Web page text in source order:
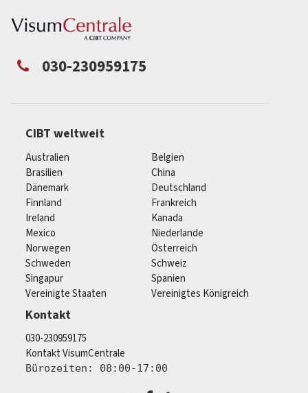
030-230959175
CIBT weltweit
Australien
Belgien
Brasilien
China
Dänemark
Deutschland
Finnland
Frankreich
Ireland
Kanada
Mexico
Niederlande
Norwegen
Österreich
Schweden
Schweiz
Singapur
Spanien
Vereinigte Staaten
Vereinigtes Königreich
Kontakt
030-230959175
Kontakt VisumCentrale
Bürozeiten: 08:00-17:00